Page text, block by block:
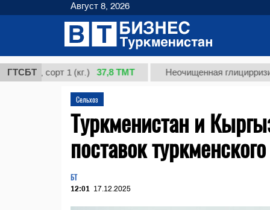
ГТСБТ
сорт 1 (кг.) 37,8 ТМТ Неочищенная глицирризиновая
Сельхоз
Туркменистан и
поставок
БТ
12:01 17.12.2025
Август 8, 2026